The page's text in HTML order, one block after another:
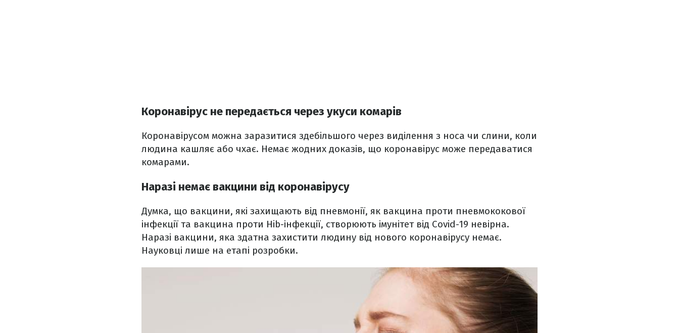
Коронавірус не передається через укуси комарів
Коронавірусом можна заразитися здебільшого через виділення з носа чи слини, коли
людина кашляє або чхає. Немає жодних доказів, що коронавірус може передаватися
комарами.
Наразі немає вакцини від коронавірусу
Думка, що вакцини, які захищають від пневмонії, як вакцина проти пневмококової
інфекції та вакцина проти Hib-інфекції, створюють імунітет від Covid-19 невірна.
Наразі вакцини, яка здатна захистити людину від нового коронавірусу немає.
Науковці лише на етапі розробки.